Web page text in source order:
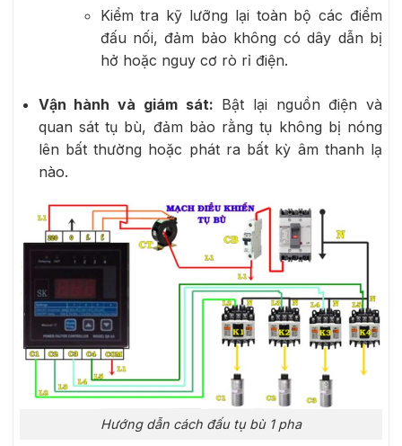
Kiểm tra kỹ lưỡng lại toàn bộ các điểm
đấu nối, đảm bảo không có dây dẫn bị
hở hoặc nguy cơ rò rỉ điện.
Vận hành và giám sát: Bật lại nguồn điện và
quan sát tụ bù, đảm bảo rằng tụ không bị nóng
lên bất thường hoặc phát ra bất kỳ âm thanh lạ
nào.
Hướng dẫn cách đấu tụ bù 1 pha